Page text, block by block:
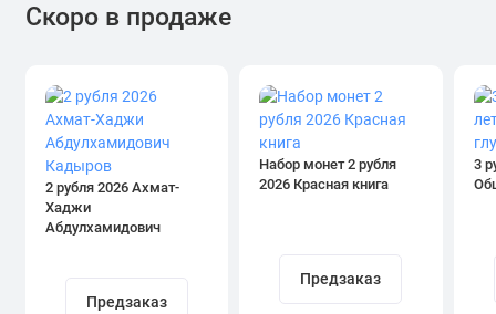
Скоро в продаже
2 рубля 2026 Ахмат-
Хаджи
Абдулхамидович
Предзаказ
Набор монет 2 рубля
2026 Красная книга
Предзаказ
3